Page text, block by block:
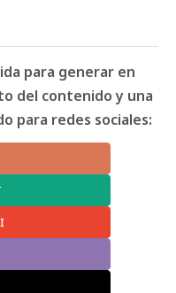
para generar en
del contenido y una
para redes sociales: